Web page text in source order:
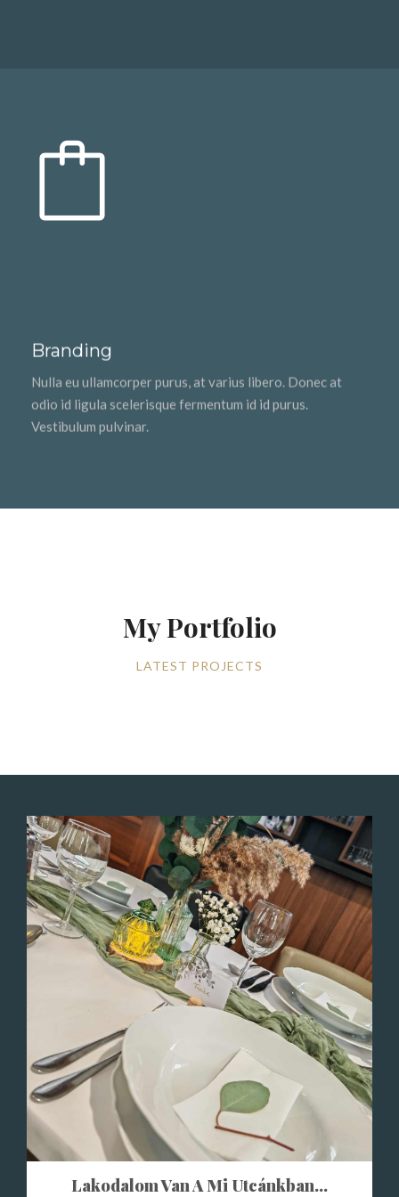
Branding
Nulla eu ullamcorper purus, at varius libero. Donec at
odio id ligula scelerisque fermentum id id purus.
Vestibulum pulvinar.
My Portfolio
LATEST PROJECTS
Lakodalom Van A Mi Utcánkban…